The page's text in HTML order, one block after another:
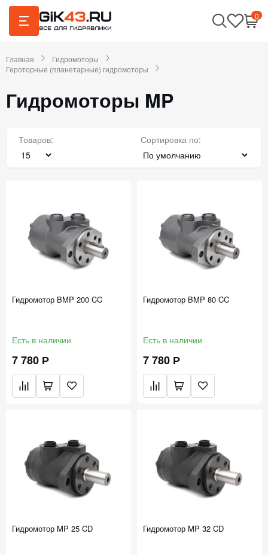
0
Главная
Гидромоторы
Героторные (планетарные) гидромоторы
Гидромоторы MP
Товаров: Сортировка по:
Гидромотор BMP 200 CC
Есть в наличии
7 780 Р
Гидромотор BMP 80 CC
Есть в наличии
7 780 Р
Гидромотор MP 25 CD Гидромотор MP 32 CD